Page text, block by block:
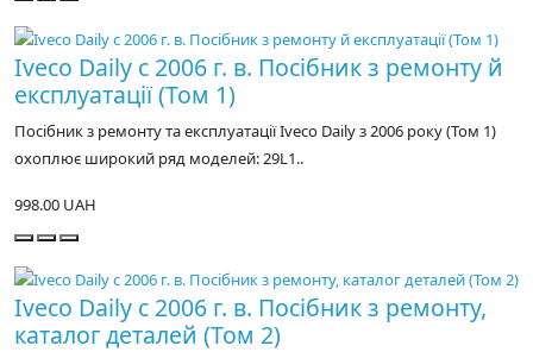
Iveco Daily c 2006 г. в. Посібник з ремонту й
експлуатації (Том 1)
Посібник з ремонту та експлуатації Iveco Daily з 2006 року (Том 1)
охоплює широкий ряд моделей: 29L1..
998.00 UAH
Iveco Daily c 2006 г. в. Посібник з ремонту,
каталог деталей (Том 2)